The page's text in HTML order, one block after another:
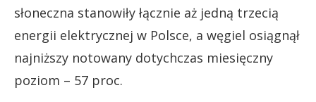
słoneczna stanowiły łącznie aż jedną trzecią
energii elektrycznej w Polsce, a węgiel osiągnął
najniższy notowany dotychczas miesięczny
poziom – 57 proc.